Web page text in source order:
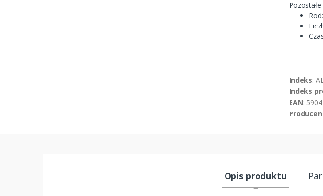
Indeks:
Indeks
EAN:
Opis produktu